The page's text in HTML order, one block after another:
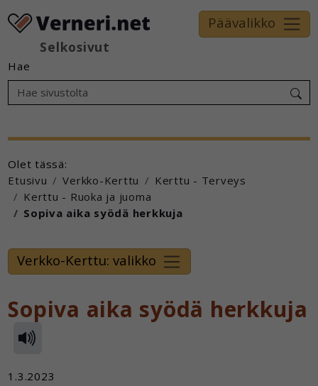
Selkosivut
Päävalikko
Hae
Olet tässä:
Etusivu
Verkko-Kerttu
Kerttu - Terveys
Kerttu - Ruoka ja juoma
Sopiva aika syödä herkkuja
Verkko-Kerttu: valikko
Sopiva aika syödä herkkuja
1.3.2023